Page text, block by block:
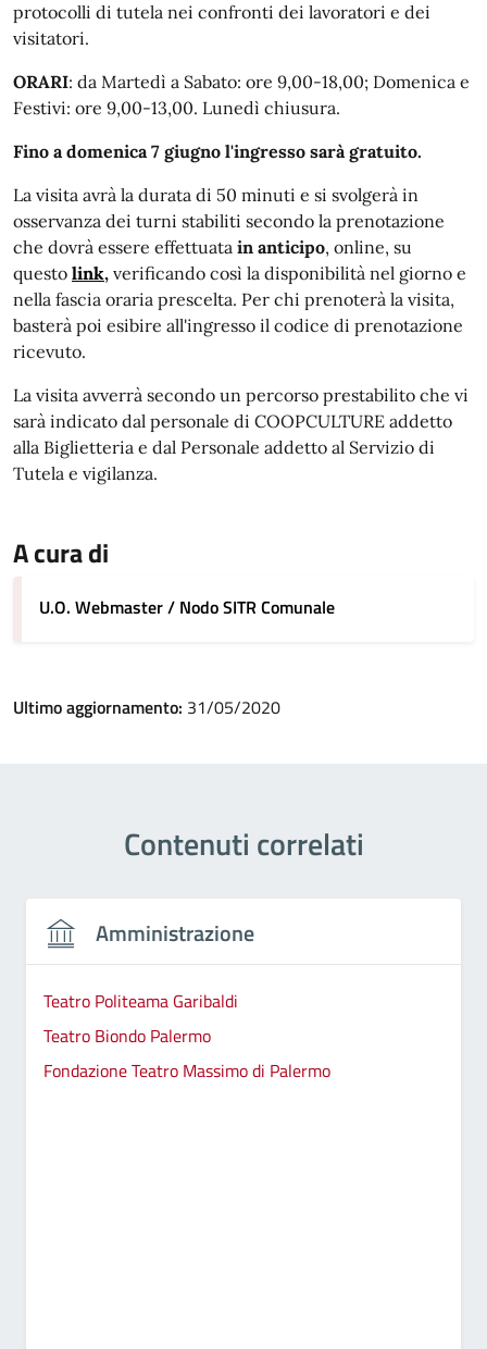
protocolli di tutela nei confronti dei lavoratori e dei
visitatori.
ORARI: da Martedì a Sabato: ore 9,00-18,00; Domenica e
Festivi: ore 9,00-13,00. Lunedì chiusura.
Fino a domenica 7 giugno l'ingresso sarà gratuito.
La visita avrà la durata di 50 minuti e si svolgerà in
osservanza dei turni stabiliti secondo la prenotazione
che dovrà essere effettuata in anticipo, online, su
questo link, verificando così la disponibilità nel giorno e
nella fascia oraria prescelta. Per chi prenoterà la visita,
basterà poi esibire all'ingresso il codice di prenotazione
ricevuto.
La visita avverrà secondo un percorso prestabilito che vi
sarà indicato dal personale di COOPCULTURE addetto
alla Biglietteria e dal Personale addetto al Servizio di
Tutela e vigilanza.
A cura di
U.O. Webmaster / Nodo SITR Comunale
Ultimo aggiornamento: 31/05/2020
Contenuti correlati
Amministrazione
Teatro Politeama Garibaldi
Teatro Biondo Palermo
Fondazione Teatro Massimo di Palermo